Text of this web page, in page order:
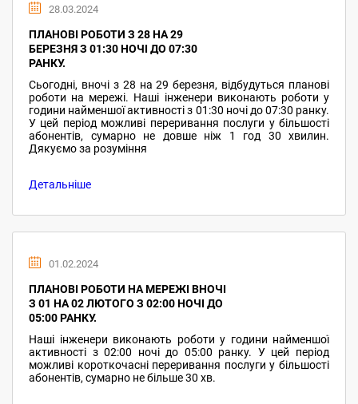
28.03.2024
ПЛАНОВІ РОБОТИ З 28 НА 29
БЕРЕЗНЯ З 01:30 НОЧІ ДО 07:30
РАНКУ.
Сьогодні, вночі з 28 на 29 березня, відбудуться планові
роботи на мережі. Наші інженери виконають роботи у
години найменшої активності з 01:30 ночі до 07:30 ранку.
У цей період можливі переривання послуги у більшості
абонентів, сумарно не довше ніж 1 год 30 хвилин.
Дякуємо за розуміння
Детальніше
01.02.2024
ПЛАНОВІ РОБОТИ НА МЕРЕЖІ ВНОЧІ
З 01 НА 02 ЛЮТОГО З 02:00 НОЧІ ДО
05:00 РАНКУ.
Наші інженери виконають роботи у години найменшої
активності з 02:00 ночі до 05:00 ранку. У цей період
можливі короткочасні переривання послуги у більшості
абонентів, сумарно не більше 30 хв.